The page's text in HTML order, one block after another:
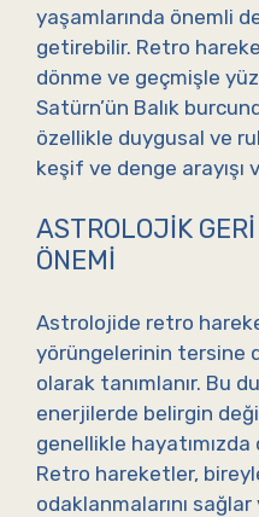
yaşamlarında önemli
getirebilir. Retro
dönme ve geçmişle
Satürn’ün Balık
özellikle duygusal ve
keşif ve denge
ASTROLOJIK
ÖNEMI
Astrolojide retro
yörüngelerinin tersine
olarak tanımlanır. Bu
enerjilerde belirgin
genellikle
Retro hareketler,
odaklanmalarını